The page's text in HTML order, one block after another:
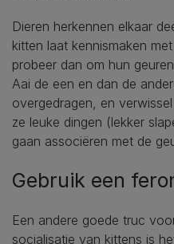
Dieren herkennen elkaar
kitten laat kennismaken
probeer dan om hun
Aai de een en dan de
overgedragen, en
ze leuke dingen (lekker
gaan associëren met de
Gebruik een
Een andere goede truc
socialisatie van kittens is